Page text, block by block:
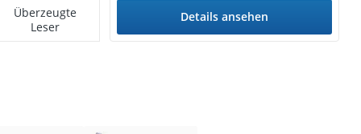
Überzeugte
Leser
Details ansehen